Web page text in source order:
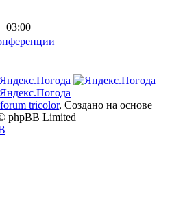
tricolor, Создано на основе
phpBB Limited